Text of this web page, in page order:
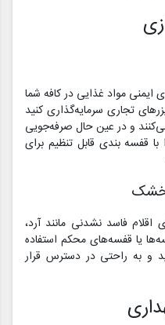
مواد غذایی در کافه شما
تجاری سرمایه‌گذاری کنید
و در عین حال صرفه‌جویی
قفسه بندی قابل تنظیم برای
فاسد نشدنی مانند آرد،
یا قفسه‌های محکم استفاده
و به راحتی در دسترس قرار